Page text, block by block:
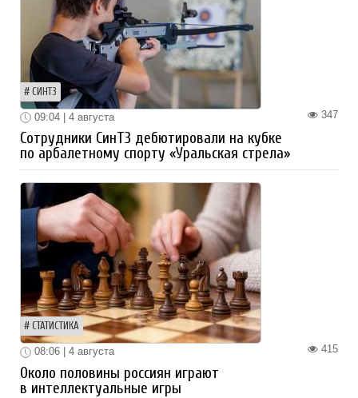
СИНТЗ
347
09:04 | 4 августа
Сотрудники СинТЗ дебютировали на кубке
по арбалетному спорту «Уральская стрела»
СТАТИСТИКА
415
08:06 | 4 августа
Около половины россиян играют
в интеллектуальные игры